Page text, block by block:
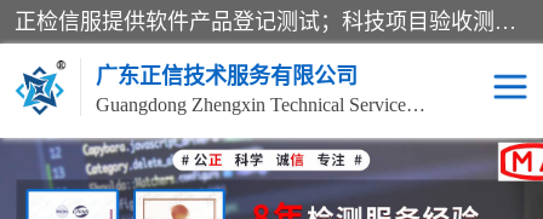
正检信服提供软件产品登记测试；科技项目验收测试；产品确认测试；功能测试；性能测试；安全测试；代码审计测试；漏洞扫描测试；渗透测试；风险评估测试；信息安全等级保护测评；双软认定；实验室建设质量体系建设；软件着作权、软件评测等服务。
广东正信技术服务有限公司
Guangdong Zhengxin Technical Service Co., Ltd
电子政务验收测评 数字信息化验收测评